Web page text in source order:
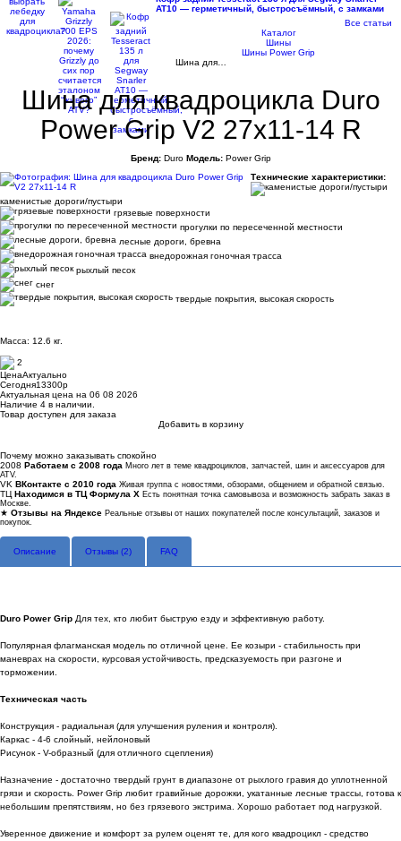
AT10 — герметичный, быстросъёмный, с замками
Все статьи
Каталог
Шины
Шины Power Grip
Шина для…
Шина для квадроцикла Duro
Power Grip V2 27x11-14 R
Бренд:Duro Модель:Power Grip
Технические характеристики:
каменистые дороги/пустыри
грязевые поверхности
прогулки по пересеченной местности
лесные дороги, бревна
внедорожная гоночная трасса
рыхлый песок
снег
твердые покрытия, высокая скорость
Масса: 12.6 кг.
2
ЦенаАктуально
Сегодня13300p
Актуальная цена на 06 08 2026
Наличие 4 в наличии.
Товар доступен для заказа
Добавить в корзину
Почему можно заказывать спокойно
2008 Работаем с 2008 года Много лет в теме квадроциклов, запчастей, шин и аксессуаров для
ATV.
VK ВКонтакте с 2010 года Живая группа с новостями, обзорами, общением и обратной связью.
ТЦ Находимся в ТЦ Формула Х Есть понятная точка самовывоза и возможность забрать заказ в
Москве.
★ Отзывы на Яндексе Реальные отзывы от наших покупателей после консультаций, заказов и
покупок.
Описание Отзывы (2) FAQ
Duro Power Grip Для тех, кто любит быструю езду и эффективную работу.
Популярная флагманская модель по отличной цене. Ее козыри - стабильность при
маневрах на скорости, курсовая устойчивость, предсказуемость при разгоне и
торможении.
Техническая часть
Конструкция - радиальная (для улучшения руления и контроля).
Каркас - 4-6 слойный, нейлоновый
Рисунок - V-образный (для отличного сцепления)
Назначение - достаточно твердый грунт в диапазоне от рыхлого гравия до уплотненной
грязи и скорость. Power Grip любит гравийные дорожки, укатанные лесные трассы, готова к
небольшим препятствиям, но без грязевого экстрима. Хорошо работает под нагрузкой.
Уверенное движение и комфорт за рулем оценят те, для кого квадроцикл - средство